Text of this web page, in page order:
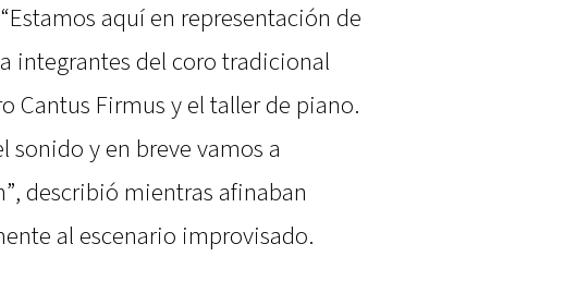
aquí en representación de
integrantes del coro tradicional
Cantus Firmus y el taller de piano.
sonido y en breve vamos a
describió mientras afinaban
al escenario improvisado.